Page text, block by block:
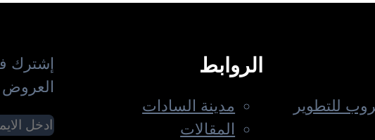
للتطوير
الروابط
مدينة السادات
المقالات
إشترك
العروض